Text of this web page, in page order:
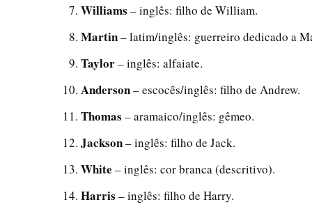
Williams – inglês: filho de William.
Martin– latim/inglês: guerreiro dedicado a
Taylor– inglês: alfaiate.
Anderson– escocês/inglês: filho de Andrew.
Thomas – aramaico/inglês: gêmeo.
Jackson– inglês: filho de Jack.
White – inglês: cor branca (descritivo).
Harris – inglês: filho de Harry.